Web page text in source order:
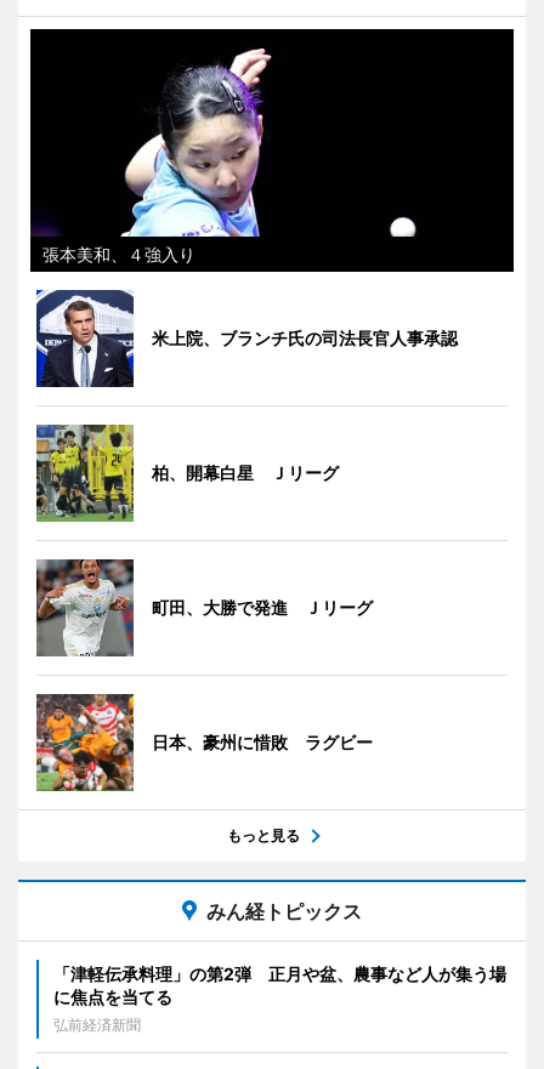
張本美和、４強入り
米上院、ブランチ氏の司法長官人事承認
柏、開幕白星 Ｊリーグ
町田、大勝で発進 Ｊリーグ
日本、豪州に惜敗 ラグビー
もっと見る
みん経トピックス
「津軽伝承料理」の第2弾 正月や盆、農事など人が集う場
に焦点を当てる
弘前経済新聞